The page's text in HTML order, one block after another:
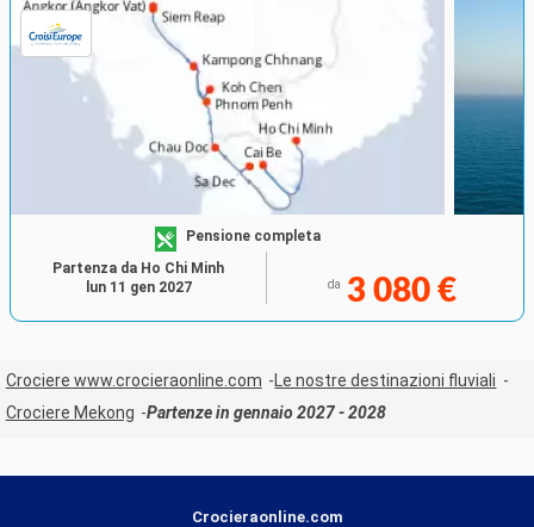
Pensione completa
da 3 080 €
Partenza da Ho Chi Minh
lun 11 gen 2027
Crociere www.crocieraonline.com
Le nostre destinazioni fluviali
Crociere Mekong
Partenze in gennaio 2027 - 2028
Crocieraonline.com